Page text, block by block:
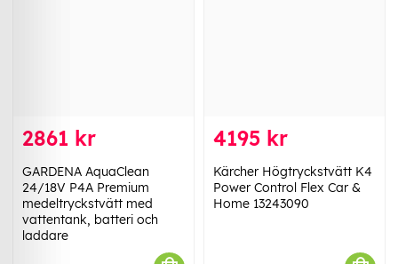
2861 kr
GARDENA AquaClean
24/18V P4A Premium
medeltryckstvätt med
vattentank, batteri och
laddare
4195 kr
Kärcher Högtryckstvätt K4
Power Control Flex Car &
Home 13243090